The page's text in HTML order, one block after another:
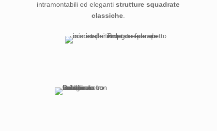
intramontabili ed elegantistrutture squadrate
classiche